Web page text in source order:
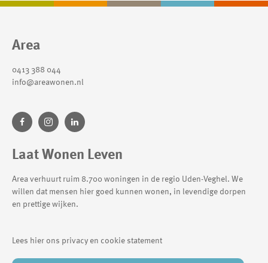
Contactinformatie
Area
0413 388 044
info@areawonen.nl
Laat Wonen Leven
Area verhuurt ruim 8.700 woningen in de regio Uden-Veghel. We
willen dat mensen hier goed kunnen wonen, in levendige dorpen
en prettige wijken.
Lees hier ons privacy en cookie statement